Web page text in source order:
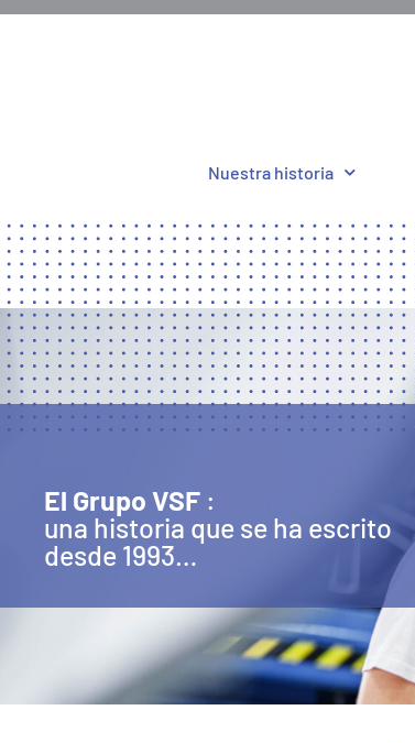
Nuestra historia
El Grupo VSF :
una historia que se ha escrito
desde 1993…